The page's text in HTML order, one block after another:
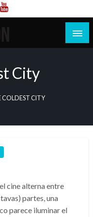
española y
City
COLDEST CITY
cine alterna entre
partes, una
parece iluminar el